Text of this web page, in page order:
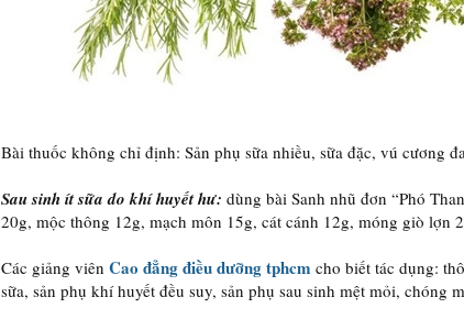
Bài thuốc không chỉ định: Sản phụ sữa nhiều, sữa đặc, vú cương
Sau sinh ít sữa do khí huyết hư: dùng bài Sanh nhũ đơn “Phó
20g, mộc thông 12g, mạch môn 15g, cát cánh 12g, móng giò lợn
Các giảng viên Cao đẳng điều dưỡng tphcm cho biết tác dụng:
sữa, sản phụ khí huyết đều suy, sản phụ sau sinh mệt mỏi, chóng